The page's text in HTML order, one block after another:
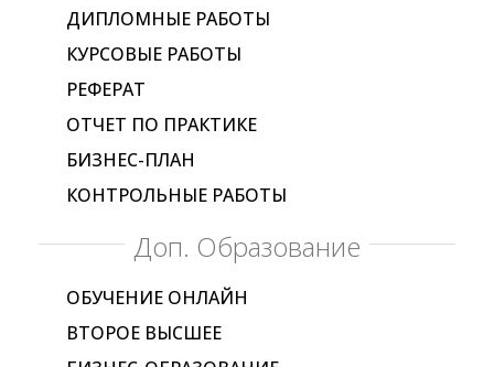
ДИПЛОМНЫЕ РАБОТЫ
КУРСОВЫЕ РАБОТЫ
РЕФЕРАТ
ОТЧЕТ ПО ПРАКТИКЕ
БИЗНЕС-ПЛАН
КОНТРОЛЬНЫЕ РАБОТЫ
Доп. Образование
ОБУЧЕНИЕ ОНЛАЙН
ВТОРОЕ ВЫСШЕЕ